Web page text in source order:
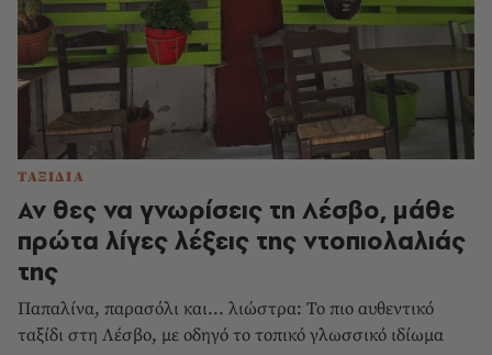
ΤΑΞΙΔΙΑ
Αν θες να γνωρίσεις τη Λέσβο, μάθε
πρώτα λίγες λέξεις της ντοπιολαλιάς
της
Παπαλίνα, παρασόλι και... λιώστρα: Το πιο αυθεντικό
ταξίδι στη Λέσβο, με οδηγό το τοπικό γλωσσικό ιδίωμα